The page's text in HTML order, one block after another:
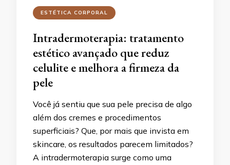
ESTÉTICA CORPORAL
Intradermoterapia: tratamento
estético avançado que reduz
celulite e melhora a firmeza da
pele
Você já sentiu que sua pele precisa de algo
além dos cremes e procedimentos
superficiais? Que, por mais que invista em
skincare, os resultados parecem limitados?
A intradermoterapia surge como uma